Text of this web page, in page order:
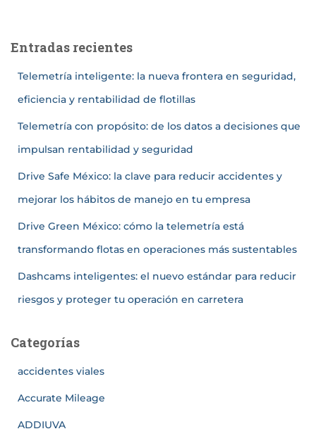
Entradas recientes
Telemetría inteligente: la nueva frontera en seguridad,
eficiencia y rentabilidad de flotillas
Telemetría con propósito: de los datos a decisiones que
impulsan rentabilidad y seguridad
Drive Safe México: la clave para reducir accidentes y
mejorar los hábitos de manejo en tu empresa
Drive Green México: cómo la telemetría está
transformando flotas en operaciones más sustentables
Dashcams inteligentes: el nuevo estándar para reducir
riesgos y proteger tu operación en carretera
Categorías
accidentes viales
Accurate Mileage
ADDIUVA